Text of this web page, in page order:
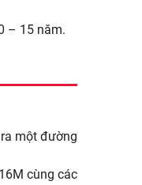
– 15 năm.
một đường
cùng các